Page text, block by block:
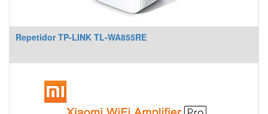
Repetidor TP-LINK TL-WA855RE